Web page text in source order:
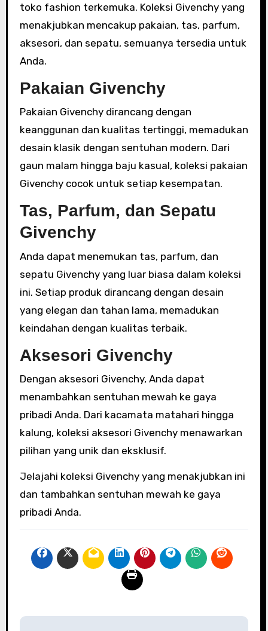
toko fashion terkemuka. Koleksi Givenchy yang
menakjubkan mencakup pakaian, tas, parfum,
aksesori, dan sepatu, semuanya tersedia untuk
Anda.
Pakaian Givenchy
Pakaian Givenchy dirancang dengan
keanggunan dan kualitas tertinggi, memadukan
desain klasik dengan sentuhan modern. Dari
gaun malam hingga baju kasual, koleksi pakaian
Givenchy cocok untuk setiap kesempatan.
Tas, Parfum, dan Sepatu
Givenchy
Anda dapat menemukan tas, parfum, dan
sepatu Givenchy yang luar biasa dalam koleksi
ini. Setiap produk dirancang dengan desain
yang elegan dan tahan lama, memadukan
keindahan dengan kualitas terbaik.
Aksesori Givenchy
Dengan aksesori Givenchy, Anda dapat
menambahkan sentuhan mewah ke gaya
pribadi Anda. Dari kacamata matahari hingga
kalung, koleksi aksesori Givenchy menawarkan
pilihan yang unik dan eksklusif.
Jelajahi koleksi Givenchy yang menakjubkan ini
dan tambahkan sentuhan mewah ke gaya
pribadi Anda.